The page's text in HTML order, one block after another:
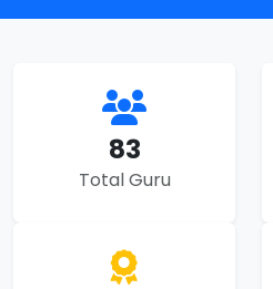
83
Total Guru